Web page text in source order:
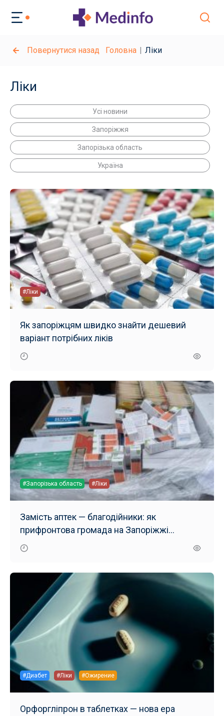
Повернутися назад Головна Ліки
Ліки
Усі новини
Запоріжжя
Запорізька область
Україна
#Ліки
Як запоріжцям швидко знайти дешевий
варіант потрібних ліків
#Запорізька область #Ліки
Замість аптек — благодійники: як
прифронтова громада на Запоріжжі
забезпечує людей ліками
#Диабет #Ліки #Ожирение
Орфоргліпрон в таблетках — нова ера